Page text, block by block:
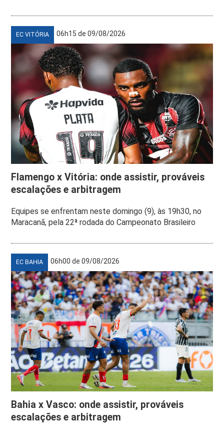
EC VITÓRIA 06h15 de 09/08/2026
Flamengo x Vitória: onde assistir, prováveis
escalações e arbitragem
Equipes se enfrentam neste domingo (9), às 19h30, no
Maracanã, pela 22ª rodada do Campeonato Brasileiro
EC BAHIA 06h00 de 09/08/2026
Bahia x Vasco: onde assistir, prováveis
escalações e arbitragem